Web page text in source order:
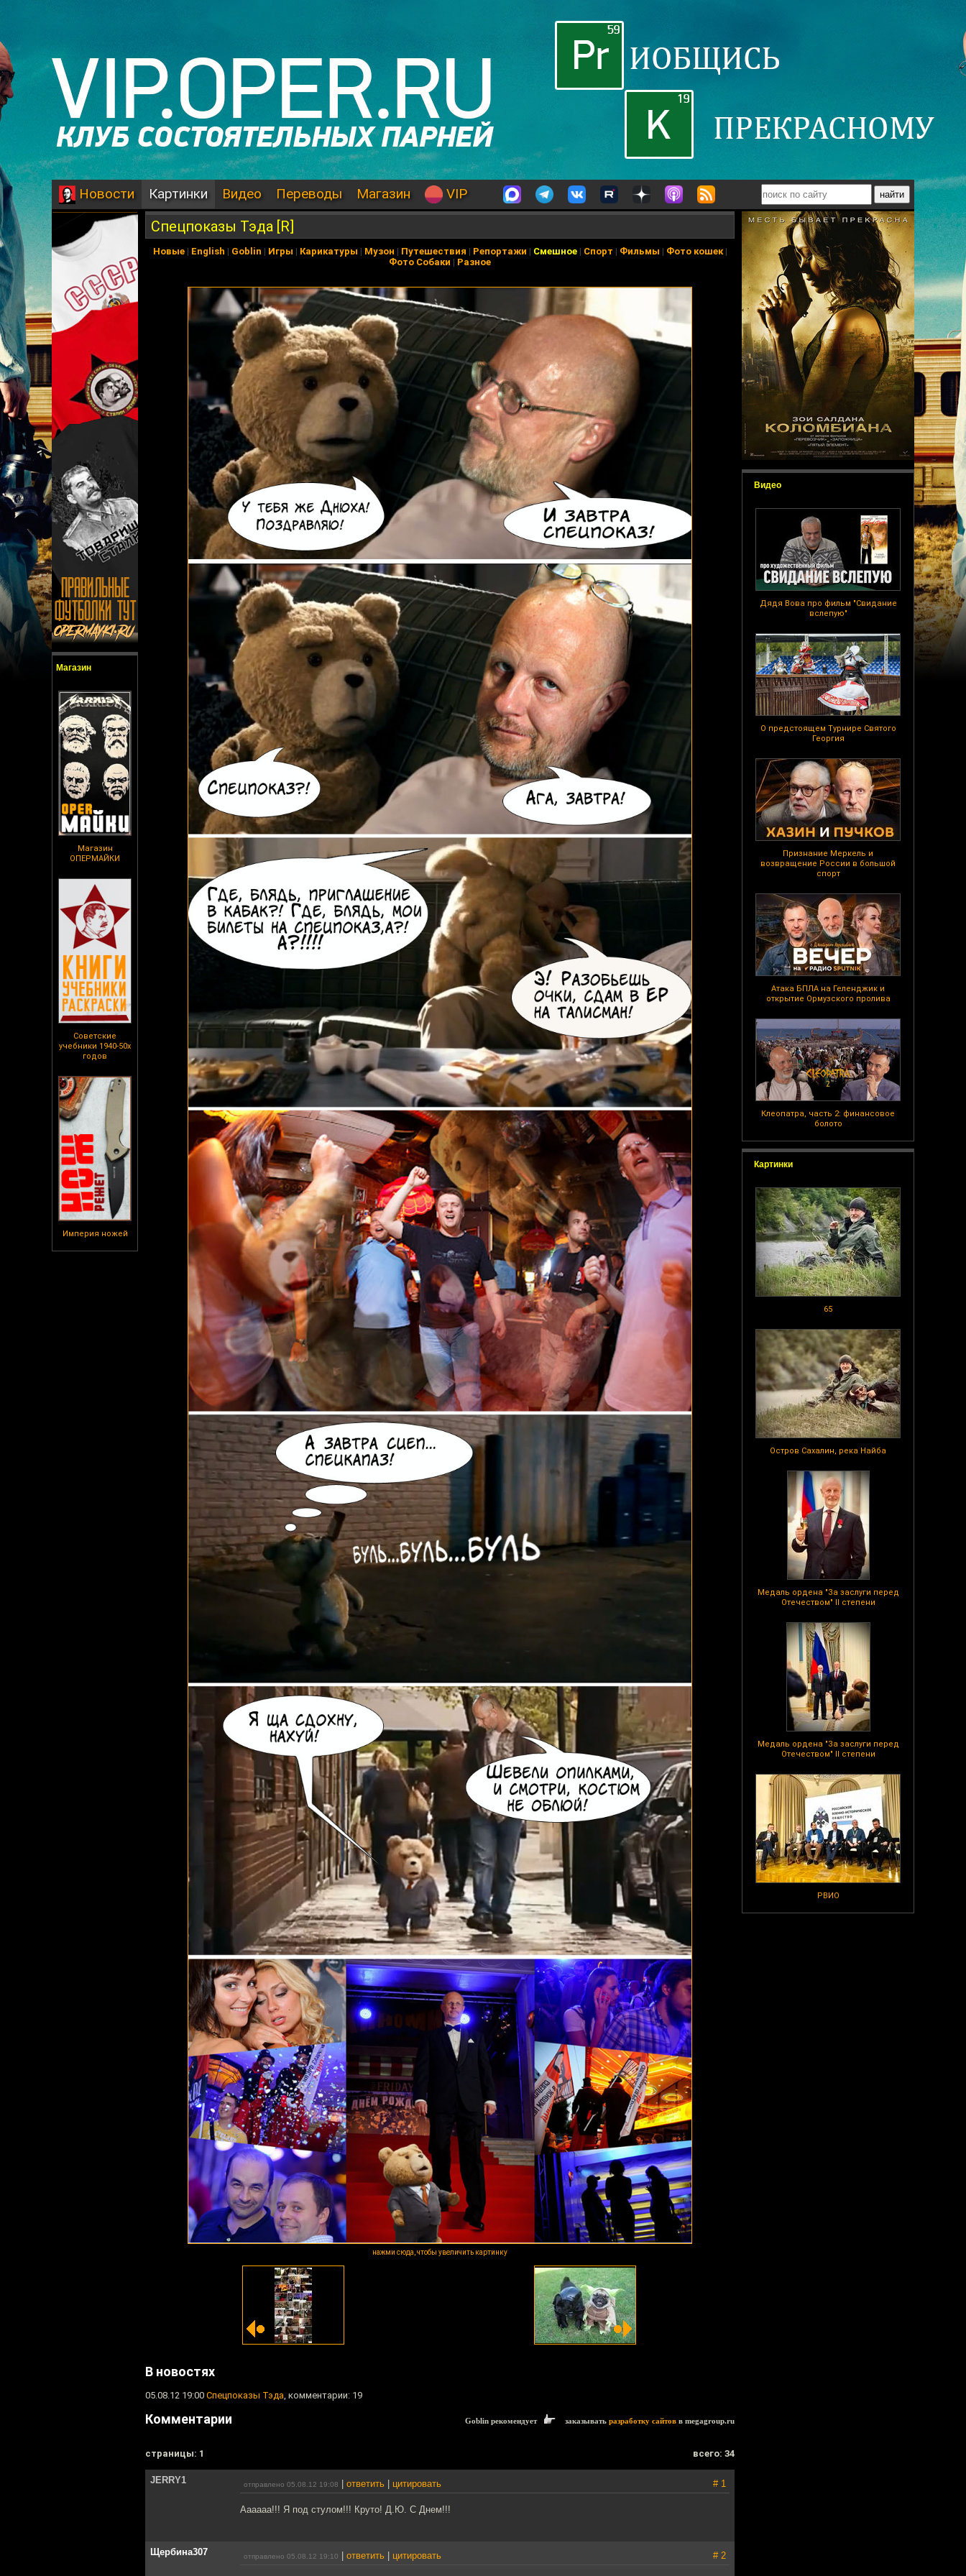
Новости Картинки Видео Переводы Магазин VIP
Магазин
Магазин
ОПЕРМАЙКИ
Советские
учебники 1940-50х
годов
Империя ножей
Видео
Дядя Вова про фильм "Свидание
вслепую"
О предстоящем Турнире Святого
Георгия
Признание Меркель и
возвращение России в большой
спорт
Атака БПЛА на Геленджик и
открытие Ормузского пролива
Клеопатра, часть 2: финансовое
болото
Картинки
65
Остров Сахалин, река Найба
Медаль ордена "За заслуги перед
Отечеством" II степени
Медаль ордена "За заслуги перед
Отечеством" II степени
РВИО
Спецпоказы Тэда [R]
Новые| English | Goblin | Игры | Карикатуры | Музон | Путешествия | Репортажи | Смешное| Спорт | Фильмы | Фото кошек|
Фото Собаки | Разное
нажми сюда, чтобы увеличить картинку
В новостях
05.08.12 19:00 Спецпоказы Тэда, комментарии: 19
Комментарии Goblin рекомендует заказывать разработку сайтов в megagroup.ru
cтраницы: 1 всего: 34
JERRY1 отправлено 05.08.12 19:08 ответить цитировать # 1
Аааааа!!! Я под стулом!!! Круто! Д.Ю. С Днем!!!
Щербина307 отправлено 05.08.12 19:10 ответить цитировать # 2